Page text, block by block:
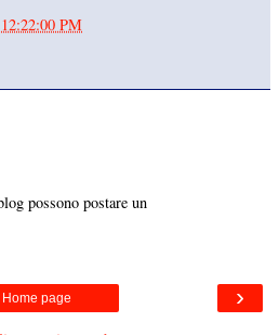
PM
possono postare un
›
Home page